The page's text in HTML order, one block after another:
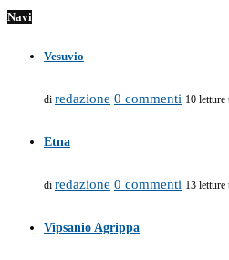
Navi
Vesuvio
di redazione 0 commenti 10 letture
Etna
di redazione 0 commenti 13 letture
Vipsanio Agrippa